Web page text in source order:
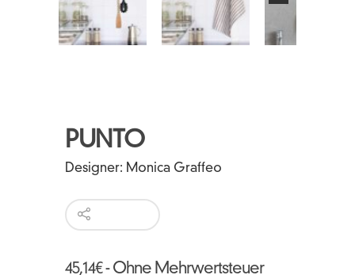
PUNTO
Designer: Monica Graffeo
45,14€ - Ohne Mehrwertsteuer